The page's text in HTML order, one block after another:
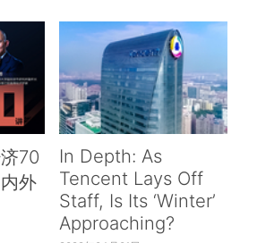
70
外
In Depth: As
Tencent Lays Off
Staff, Is Its ‘Winter’
Approaching?